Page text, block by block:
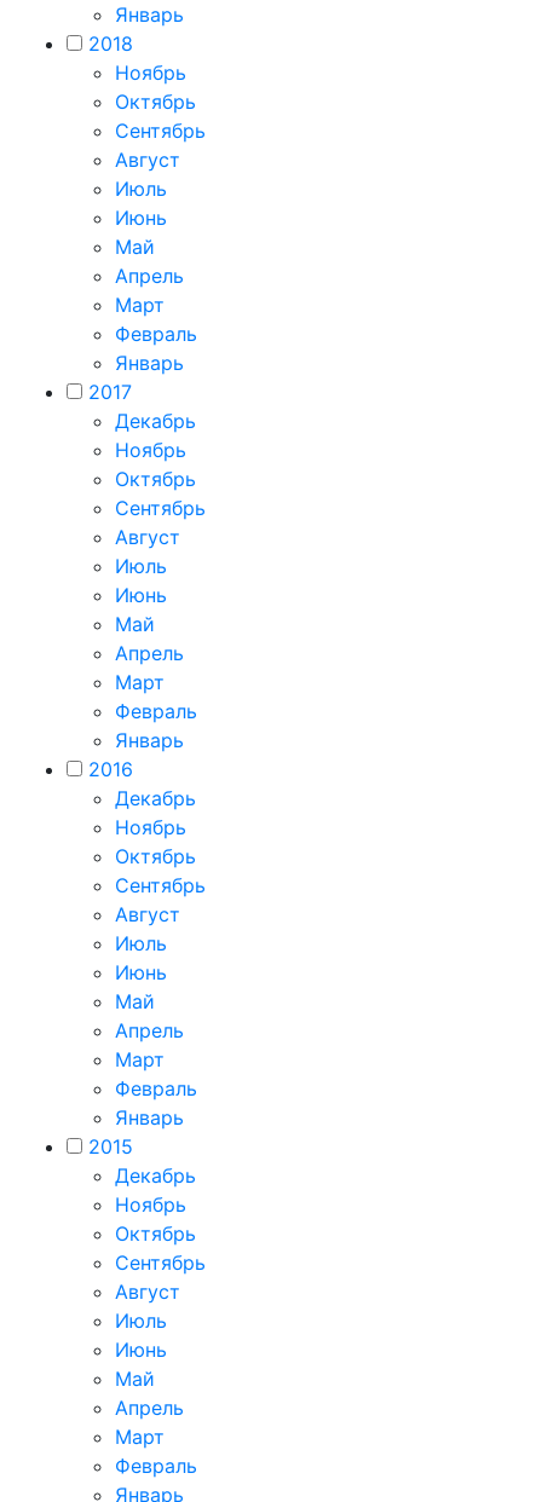
Январь
2018
Ноябрь
Октябрь
Сентябрь
Август
Июль
Июнь
Май
Апрель
Март
Февраль
Январь
2017
Декабрь
Ноябрь
Октябрь
Сентябрь
Август
Июль
Июнь
Май
Апрель
Март
Февраль
Январь
2016
Декабрь
Ноябрь
Октябрь
Сентябрь
Август
Июль
Июнь
Май
Апрель
Март
Февраль
Январь
2015
Декабрь
Ноябрь
Октябрь
Сентябрь
Август
Июль
Июнь
Май
Апрель
Март
Февраль
Январь